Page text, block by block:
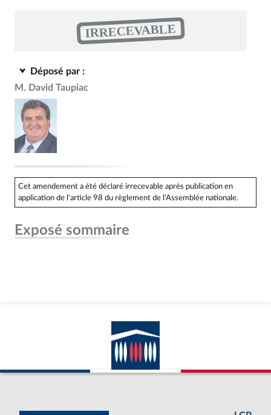
IRRECEVABLE
Déposé par :
M. David Taupiac
Cet amendement a été déclaré irrecevable après publication en
application de l'article 98 du règlement de l'Assemblée nationale.
Exposé sommaire